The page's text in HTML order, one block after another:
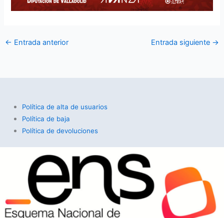
← Entrada anterior Entrada siguiente →
Política de alta de usuarios
Política de baja
Política de devoluciones